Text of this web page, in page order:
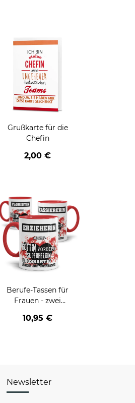
Grußkarte für die
Chefin
2,00 €
Berufe-Tassen für
Frauen - zwei
10,95 €
Newsletter